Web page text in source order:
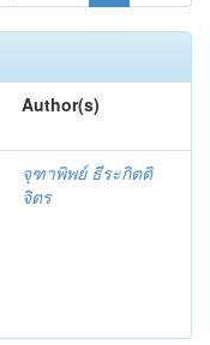
Author(s)
จุฑาพิพย์ ธีระกิตติ
จิตร